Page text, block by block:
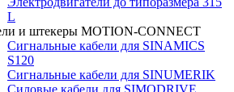
L
и штекеры MOTION-CONNECT
Сигнальные кабели для SINAMICS
S120
Сигнальные кабели для SINUMERIK
Силовые кабели для SIMODRIVE